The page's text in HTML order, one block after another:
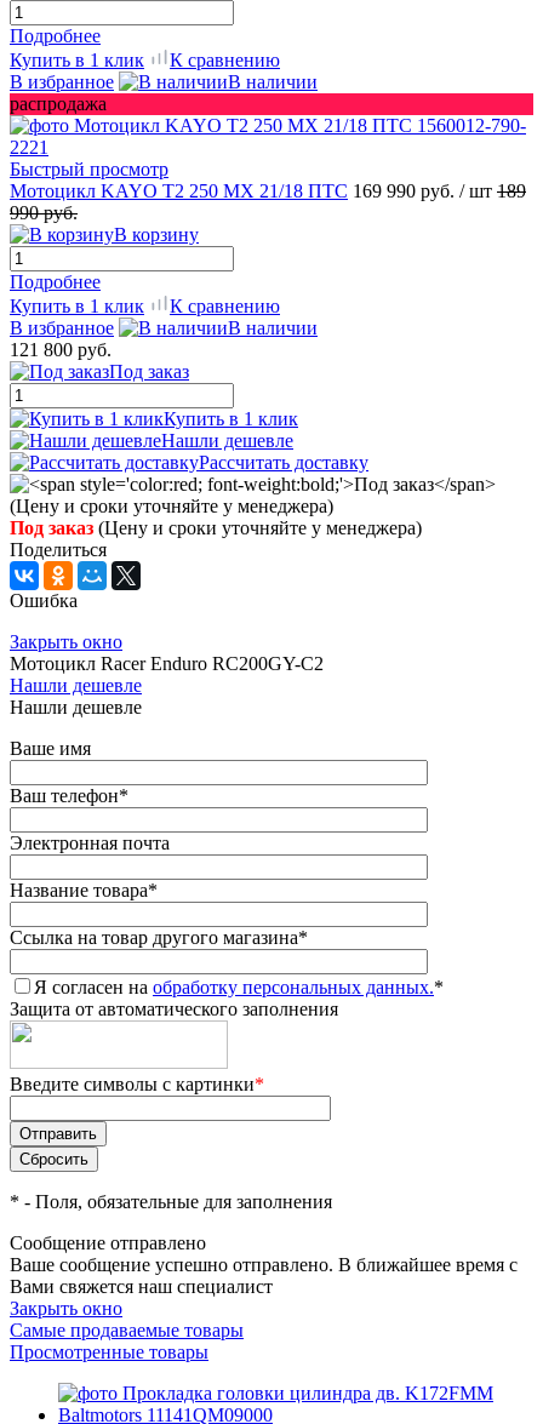
Подробнее
Купить в 1 клик
К сравнению
В избранное
В наличии
распродажа
Быстрый просмотр
Мотоцикл KAYO T2 250 MX 21/18 ПТС 169 990 руб. / шт 189
990 руб.
В корзину
Подробнее
Купить в 1 клик
К сравнению
В избранное
В наличии
121 800 руб.
Под заказ
Купить в 1 клик
Нашли дешевле
Рассчитать доставку
Под заказ (Цену и сроки уточняйте у менеджера)
Поделиться
Ошибка
Закрыть окно
Мотоцикл Racer Enduro RC200GY-C2
Нашли дешевле
Нашли дешевле
Ваше имя
Ваш телефон*
Электронная почта
Название товара*
Ссылка на товар другого магазина*
Я согласен на обработку персональных данных.*
Защита от автоматического заполнения
Введите символы с картинки*
* - Поля, обязательные для заполнения
Сообщение отправлено
Ваше сообщение успешно отправлено. В ближайшее время с
Вами свяжется наш специалист
Закрыть окно
Самые продаваемые товары
Просмотренные товары